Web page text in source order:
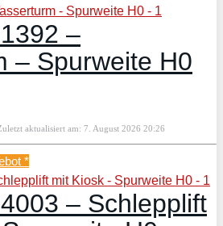
–
– Spurweite H0
aktualisiert am: 7. August 2026 20:26
*
– Schlepplift